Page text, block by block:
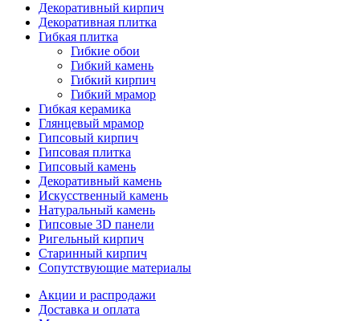
Декоративный кирпич
Декоративная плитка
Гибкая плитка
Гибкие обои
Гибкий камень
Гибкий кирпич
Гибкий мрамор
Гибкая керамика
Глянцевый мрамор
Гипсовый кирпич
Гипсовая плитка
Гипсовый камень
Декоративный камень
Искусственный камень
Натуральный камень
Гипсовые 3D панели
Ригельный кирпич
Старинный кирпич
Сопутствующие материалы
Акции и распродажи
Доставка и оплата